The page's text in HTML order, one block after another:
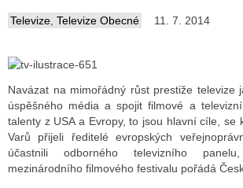
RADIA
RÁDIÍ
VYSÍLAČE
Televize Televize Obecné 11. 7. 2014
Navázat na mimořádný růst prestiže televize
úspěšného média a spojit filmové a
talenty z USA a Evropy, to jsou hlavní cíle, se
Varů přijeli ředitelé evropských
účastnili odborného televizního
mezinárodního filmového festivalu pořádá